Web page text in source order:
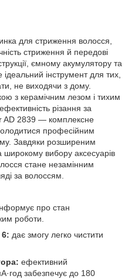
для стриження волосся,
стриження й передові
ємному акумулятору та
ідеальний інструмент для тих,
не виходячи з дому.
з керамічним лезом і тихим
різання за
AD 2839 — комплексне
професійним
Завдяки розширеним
широкому вибору аксесуарів
стане незамінним
за волоссям.
про стан
роботи.
6: дає змогу легко чистити
ефективний
забезпечує до 180